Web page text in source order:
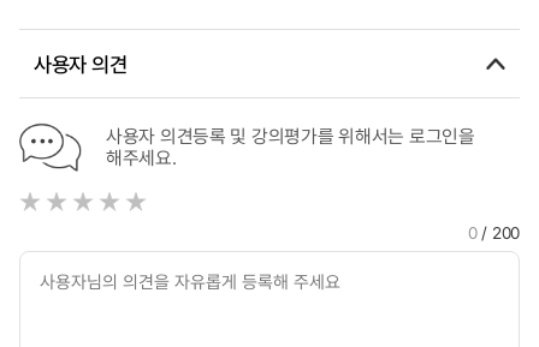
사용자 의견
사용자 의견등록 및 강의평가를 위해서는 로그인을
해주세요.
0/ 200